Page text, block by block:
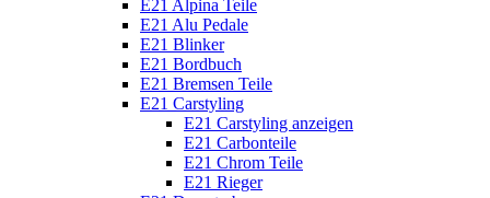
E21 Alpina Teile
E21 Alu Pedale
E21 Blinker
E21 Bordbuch
E21 Bremsen Teile
E21 Carstyling
E21 Carstyling anzeigen
E21 Carbonteile
E21 Chrom Teile
E21 Rieger